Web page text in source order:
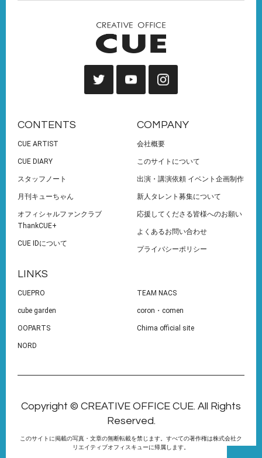
CONTENTS
CUE ARTIST
CUE DIARY
スタッフノート
月刊キューちゃん
オフィシャルファンクラブ
ThankCUE+
CUE IDについて
COMPANY
会社概要
このサイトについて
出演・講演依頼 イベント企画制作
新人タレント募集について
応援してくださる皆様へのお願い
よくあるお問い合わせ
プライバシーポリシー
LINKS
CUEPRO TEAM NACS
cube garden coron・comen
OOPARTS Chima official site
NORD
Copyright © CREATIVE OFFICE CUE. All Rights
Reserved.
このサイトに掲載の写真・文章の無断転載を禁じます。すべての著作権は株式会社ク
リエイティブオフィスキューに帰属します。